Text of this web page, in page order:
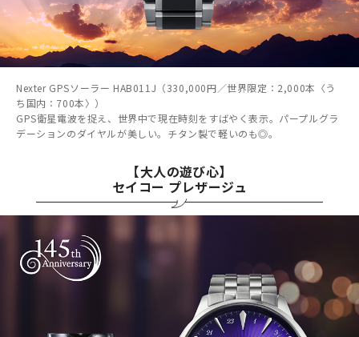
Nexter GPSソーラー HAB011J（330,000円／世界限定：2,000本〈う
ち国内：700本〉）
GPS衛星電波を捉え、世界中で現在時刻をすばやく表示。パープルグラ
デーションのダイヤルが美しい。チタン製で軽いのも◎。
【大人の遊び心】
セイコー プレザージュ